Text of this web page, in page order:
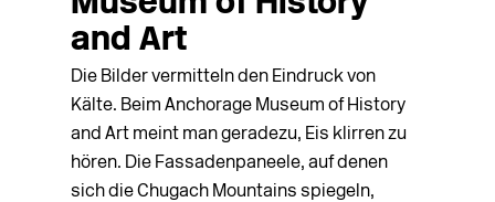
and Art
Die Bilder vermitteln den Eindruck von
Kälte. Beim Anchorage Museum of History
and Art meint man geradezu, Eis klirren zu
hören. Die Fassadenpaneele, auf denen
sich die Chugach Mountains spiegeln,